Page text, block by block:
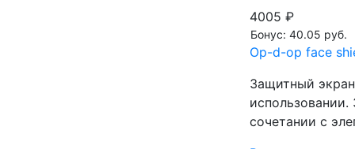
4005 ₽
Бонус: 40.05 руб.
Op-d-op face
Защитный
сочетании с